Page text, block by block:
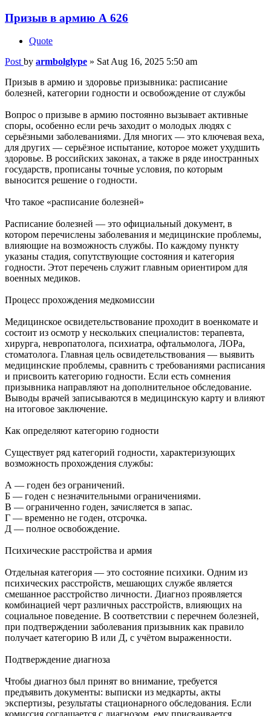
Призыв в армию А 626
Quote
Post by armbolglype » Sat Aug 16, 2025 5:50 am
Призыв в армию и здоровье призывника: расписание
болезней, категории годности и освобождение от службы
Вопрос о призыве в армию постоянно вызывает активные
споры, особенно если речь заходит о молодых людях с
серьёзными заболеваниями. Для многих — это ключевая веха,
для других — серьёзное испытание, которое может ухудшить
здоровье. В российских законах, а также в ряде иностранных
государств, прописаны точные условия, по которым
выносится решение о годности.
Что такое «расписание болезней»
Расписание болезней — это официальный документ, в
котором перечислены заболевания и медицинские проблемы,
влияющие на возможность службы. По каждому пункту
указаны стадия, сопутствующие состояния и категория
годности. Этот перечень служит главным ориентиром для
военных медиков.
Процесс прохождения медкомиссии
Медицинское освидетельствование проходит в военкомате и
состоит из осмотр у нескольких специалистов: терапевта,
хирурга, невропатолога, психиатра, офтальмолога, ЛОРа,
стоматолога. Главная цель освидетельствования — выявить
медицинские проблемы, сравнить с требованиями расписания
и присвоить категорию годности. Если есть сомнения
призывника направляют на дополнительное обследование.
Выводы врачей записываются в медицинскую карту и влияют
на итоговое заключение.
Как определяют категорию годности
Существует ряд категорий годности, характеризующих
возможность прохождения службы:
А — годен без ограничений.
Б — годен с незначительными ограничениями.
В — ограниченно годен, зачисляется в запас.
Г — временно не годен, отсрочка.
Д — полное освобождение.
Психические расстройства и армия
Отдельная категория — это состояние психики. Одним из
психических расстройств, мешающих службе является
смешанное расстройство личности. Диагноз проявляется
комбинацией черт различных расстройств, влияющих на
социальное поведение. В соответствии с перечнем болезней,
при подтверждении заболевания призывник как правило
получает категорию В или Д, с учётом выраженности.
Подтверждение диагноза
Чтобы диагноз был принят во внимание, требуется
предъявить документы: выписки из медкарты, акты
экспертизы, результаты стационарного обследования. Если